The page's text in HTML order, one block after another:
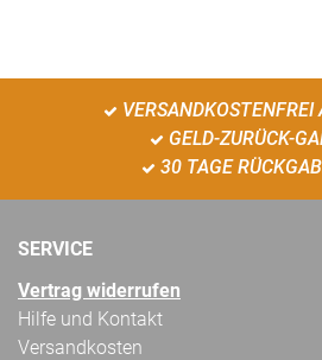
GELD-ZURÜCK-
30 TAGE
SERVICE
Vertrag widerrufen
Hilfe und Kontakt
Versandkosten